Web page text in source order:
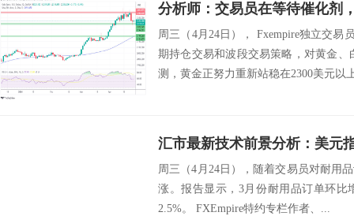
分析师：交易员在等待催化剂
周三（4月24日）， Fxempire独立交易
期持仓交易和波段交易策略，对黄金
测，黄金正努力重新站稳在2300美元以
汇市最新技术前景分析：美元
周三（4月24日），随着交易员对耐用
涨。报告显示，3月份耐用品订单环比
2.5%。 FXEmpire特约专栏作者、...